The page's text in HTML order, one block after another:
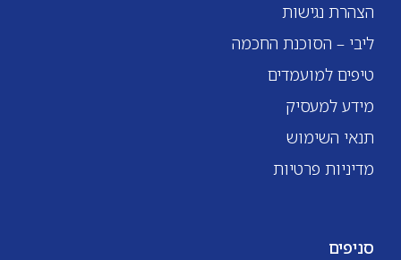
הצהרת נגישות
ליבי – הסוכנת החכמה
טיפים למועמדים
מידע למעסיק
תנאי השימוש
מדיניות פרטיות
סניפים